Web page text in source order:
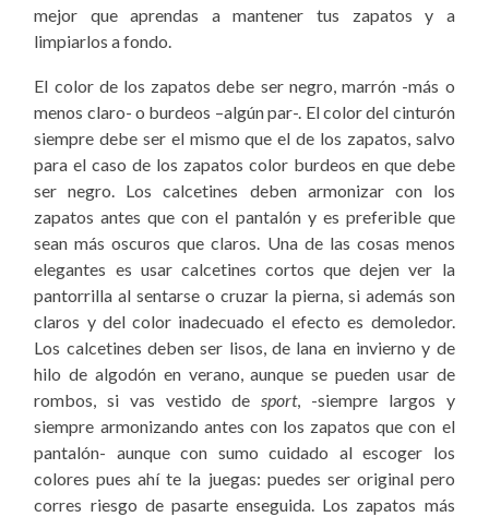
mejor que aprendas a mantener tus zapatos y a
limpiarlos a fondo.
El color de los zapatos debe ser negro, marrón -más o
menos claro- o burdeos –algún par-. El color del cinturón
siempre debe ser el mismo que el de los zapatos, salvo
para el caso de los zapatos color burdeos en que debe
ser negro. Los calcetines deben armonizar con los
zapatos antes que con el pantalón y es preferible que
sean más oscuros que claros. Una de las cosas menos
elegantes es usar calcetines cortos que dejen ver la
pantorrilla al sentarse o cruzar la pierna, si además son
claros y del color inadecuado el efecto es demoledor.
Los calcetines deben ser lisos, de lana en invierno y de
hilo de algodón en verano, aunque se pueden usar de
rombos, si vas vestido desport, -siempre largos y
siempre armonizando antes con los zapatos que con el
pantalón- aunque con sumo cuidado al escoger los
colores pues ahí te la juegas: puedes ser original pero
corres riesgo de pasarte enseguida. Los zapatos más